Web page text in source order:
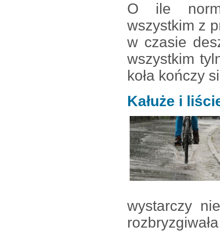
O ile
wszystkim z
w czasie
wszystkim
koła kończy
Kałuże i
wystarczy